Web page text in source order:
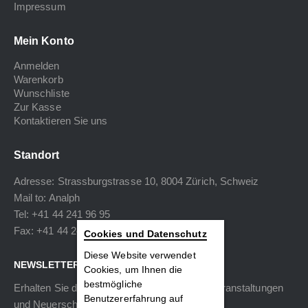
Impressum
Mein Konto
Anmelden
Warenkorb
Wunschliste
Zur Kasse
Kontaktieren Sie uns
Standort
Adresse: Strassburgstrasse 10, 8004 Zürich, Schweiz
Mail to: Analph
Tel: +41 44 241 96 95
Fax: +41 44 240 34 40
NEWSLETTER
Erhalten Sie die neuesten Informationen zu Veranstaltungen
und Neuerscheinungen.
Cookies und Datenschutz
Diese Website verwendet
Cookies, um Ihnen die
bestmögliche
Benutzererfahrung auf